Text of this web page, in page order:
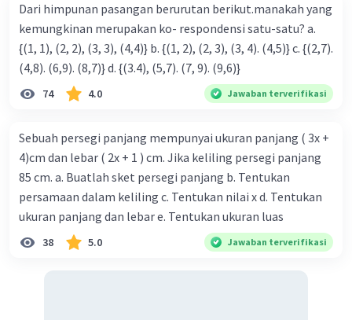
Dari himpunan pasangan berurutan berikut.manakah yang
kemungkinan merupakan ko- respondensi satu-satu? a.
{(1, 1), (2, 2), (3, 3), (4,4)} b. {(1, 2), (2, 3), (3, 4). (4,5)} c. {(2,7).
(4,8). (6,9). (8,7)} d. {(3.4), (5,7). (7, 9). (9,6)}
74 4.0 Jawaban terverifikasi
Sebuah persegi panjang mempunyai ukuran panjang ( 3x +
4)cm dan lebar ( 2x + 1 ) cm. Jika keliling persegi panjang
85 cm. a. Buatlah sket persegi panjang b. Tentukan
persamaan dalam keliling c. Tentukan nilai x d. Tentukan
ukuran panjang dan lebar e. Tentukan ukuran luas
38 5.0 Jawaban terverifikasi